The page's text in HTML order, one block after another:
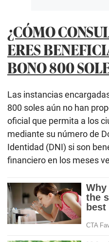
¿CÓMO
ERES
BONO 800
Las instancias
800 soles aún no han
oficial que permita a los
mediante su número de
Identidad (DNI) si son
financiero en los meses